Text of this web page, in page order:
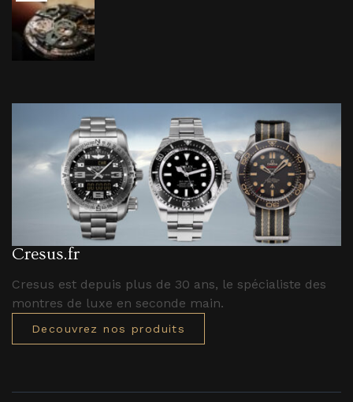
Cresus.fr
Cresus est depuis plus de 30 ans, le spécialiste des
montres de luxe en seconde main.
Decouvrez nos produits